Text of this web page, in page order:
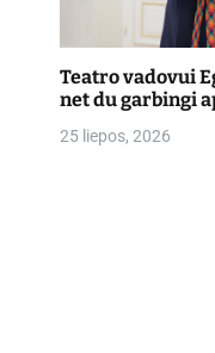
Teatro vadovui
net du garbingi
25 liepos, 2026